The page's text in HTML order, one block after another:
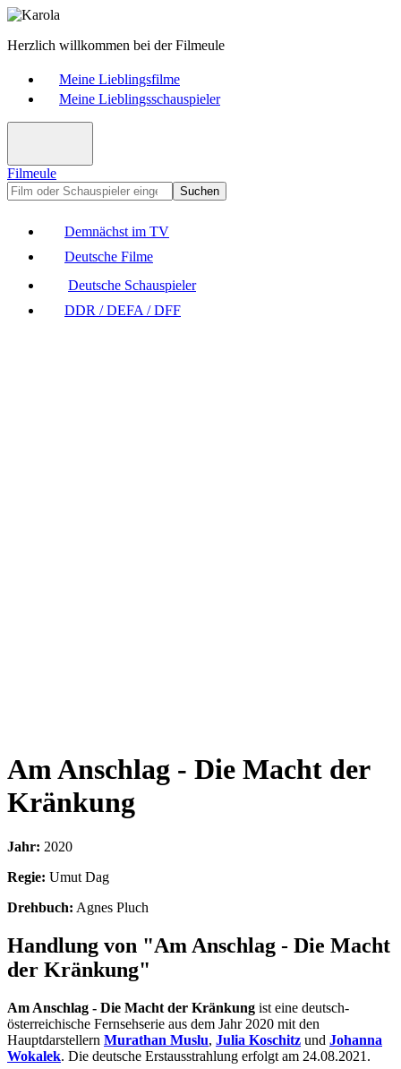
Herzlich willkommen bei der Filmeule
Meine Lieblingsfilme
Meine Lieblingsschauspieler
Filmeule
Suchen
Demnächst im TV
Deutsche Filme
Deutsche Schauspieler
DDR / DEFA / DFF
Am Anschlag - Die Macht der
Kränkung
Jahr: 2020
Regie: Umut Dag
Drehbuch: Agnes Pluch
Handlung von "Am Anschlag - Die Macht
der Kränkung"
Am Anschlag - Die Macht der Kränkung ist eine deutsch-
österreichische Fernsehserie aus dem Jahr 2020 mit den
Hauptdarstellern Murathan Muslu, Julia Koschitz und Johanna
Wokalek. Die deutsche Erstausstrahlung erfolgt am 24.08.2021.